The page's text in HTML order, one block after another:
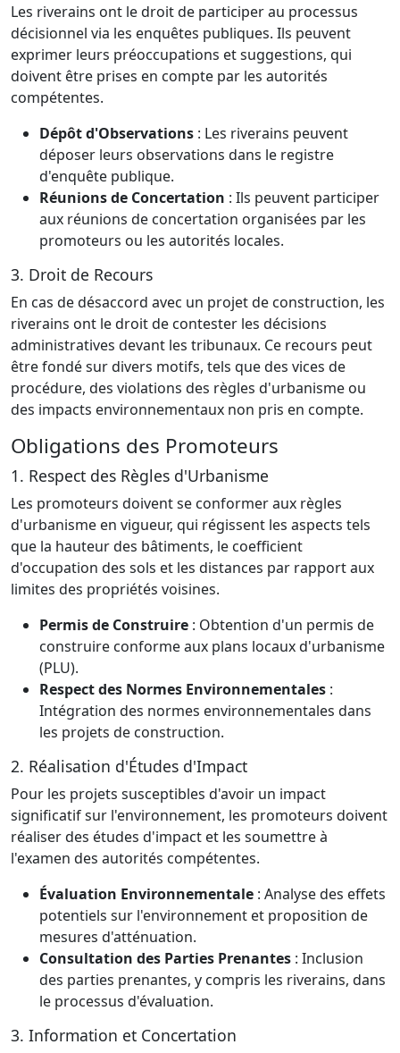
Les riverains ont le droit de participer au processus
décisionnel via les enquêtes publiques. Ils peuvent
exprimer leurs préoccupations et suggestions, qui
doivent être prises en compte par les autorités
compétentes.
Dépôt d'Observations : Les riverains peuvent
déposer leurs observations dans le registre
d'enquête publique.
Réunions de Concertation : Ils peuvent participer
aux réunions de concertation organisées par les
promoteurs ou les autorités locales.
3. Droit de Recours
En cas de désaccord avec un projet de construction, les
riverains ont le droit de contester les décisions
administratives devant les tribunaux. Ce recours peut
être fondé sur divers motifs, tels que des vices de
procédure, des violations des règles d'urbanisme ou
des impacts environnementaux non pris en compte.
Obligations des Promoteurs
1. Respect des Règles d'Urbanisme
Les promoteurs doivent se conformer aux règles
d'urbanisme en vigueur, qui régissent les aspects tels
que la hauteur des bâtiments, le coefficient
d'occupation des sols et les distances par rapport aux
limites des propriétés voisines.
Permis de Construire : Obtention d'un permis de
construire conforme aux plans locaux d'urbanisme
(PLU).
Respect des Normes Environnementales :
Intégration des normes environnementales dans
les projets de construction.
2. Réalisation d'Études d'Impact
Pour les projets susceptibles d'avoir un impact
significatif sur l'environnement, les promoteurs doivent
réaliser des études d'impact et les soumettre à
l'examen des autorités compétentes.
Évaluation Environnementale : Analyse des effets
potentiels sur l'environnement et proposition de
mesures d'atténuation.
Consultation des Parties Prenantes : Inclusion
des parties prenantes, y compris les riverains, dans
le processus d'évaluation.
3. Information et Concertation